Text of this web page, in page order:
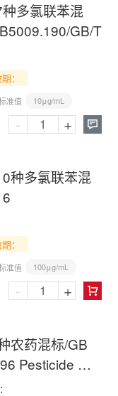
多氯联苯混
GB/
：
准值 10μg/mL

- +
种多氯联苯混
：
准值 100μg/mL

- +
农药混标/GB
Pesticide Mix